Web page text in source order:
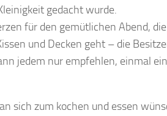
gedacht wurde.
für den gemütlichen Abend,
und Decken geht – die
jedem nur empfehlen, einmal
sich zum kochen und essen